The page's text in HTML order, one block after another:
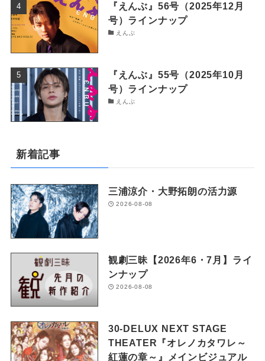
『えんぶ』56号（2025年12月
号）ラインナップ
えんぶ
『えんぶ』55号（2025年10月
号）ラインナップ
えんぶ
新着記事
三浦涼介・大野拓朗の活力源
2026-08-08
観劇三昧【2026年6・7月】ライ
ンナップ
2026-08-08
30-DELUX NEXT STAGE
THEATER『オレノカタワレ～
紅蓮の章～』メインビジュアル